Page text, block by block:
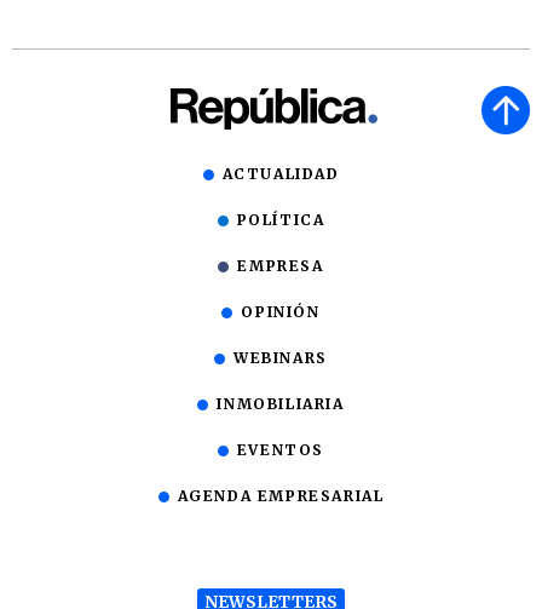
ACTUALIDAD
POLÍTICA
EMPRESA
OPINIÓN
WEBINARS
INMOBILIARIA
EVENTOS
AGENDA EMPRESARIAL
NEWSLETTERS